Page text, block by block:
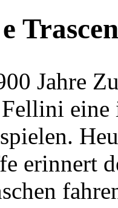
Jahre
erinnert